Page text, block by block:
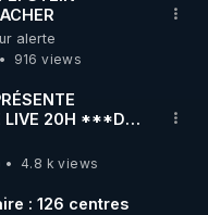
(stages,
alerte
916 views
20H ***DU
4.8 k views
: 126 centres